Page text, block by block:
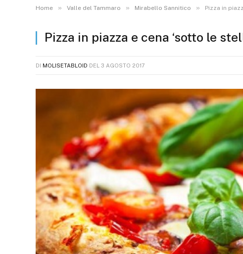
Home » Valle del Tammaro » Mirabello Sannitico » Pizza in
Pizza in piazza e cena ‘sotto le
DI MOLISETABLOID DEL 3 AGOSTO 2017